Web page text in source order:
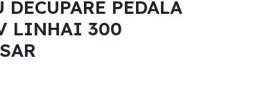
DECUPARE PEDALA
LINHAI 300